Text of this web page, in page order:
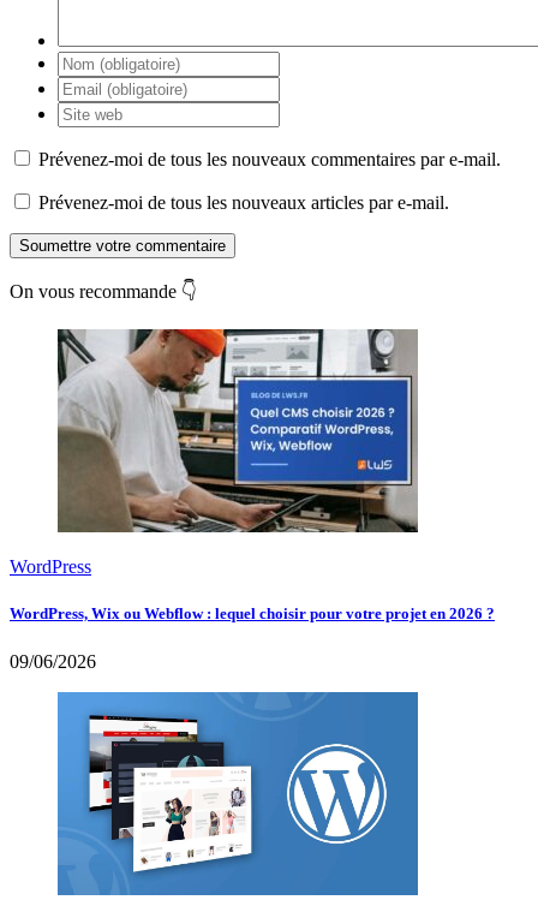
Prévenez-moi de tous les nouveaux commentaires par e-mail.
Prévenez-moi de tous les nouveaux articles par e-mail.
Soumettre votre commentaire
On vous recommande 👇
WordPress
WordPress, Wix ou Webflow : lequel choisir pour votre projet en 2026 ?
09/06/2026